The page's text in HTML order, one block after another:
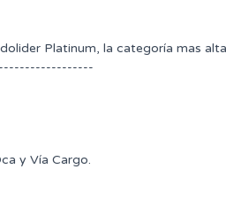
Platinum, la categoría mas
y Vía Cargo.